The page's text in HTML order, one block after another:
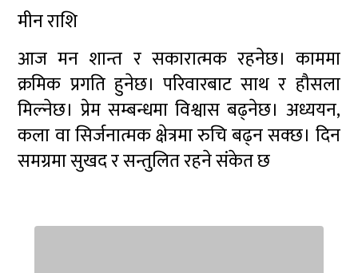
मीन राशि
आज मन शान्त र सकारात्मक रहनेछ। काममा
क्रमिक प्रगति हुनेछ। परिवारबाट साथ र हौसला
मिल्नेछ। प्रेम सम्बन्धमा विश्वास बढ्नेछ। अध्ययन,
कला वा सिर्जनात्मक क्षेत्रमा रुचि बढ्न सक्छ। दिन
समग्रमा सुखद र सन्तुलित रहने संकेत छ